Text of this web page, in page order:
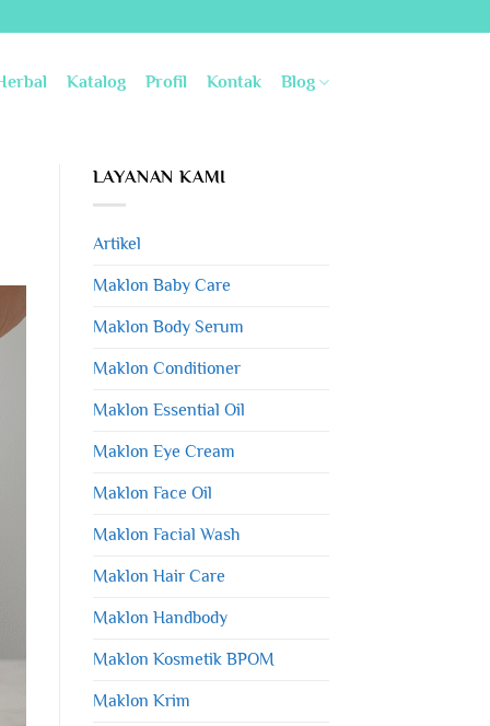
Katalog Profil Kontak Blog
LAYANAN KAMI
Artikel
Maklon Baby Care
Maklon Body Serum
Maklon Conditioner
Maklon Essential Oil
Maklon Eye Cream
Maklon Face Oil
Maklon Facial Wash
Maklon Hair Care
Maklon Handbody
Maklon Kosmetik BPOM
Maklon Krim